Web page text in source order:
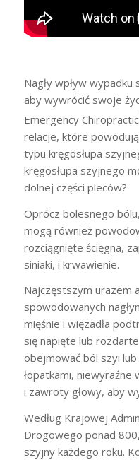
Nagły wpływ
aby wywrócić swoje
Emergency Chiropractic
relacje, które
typu kręgosłupa
kręgosłupa szyjnego
dolnej części pleców?
Oprócz bolesnego
mogą również
rozciągnięte ścięgna,
siniaki, i krwawienie.
Najczęstszym urazem
spowodowanych
mięśnie i więzadła
się napięte lub
obejmować ból szyi
łopatkami, niewyraźne
i zawroty głowy, aby
Według Krajowej
Drogowego ponad
szyjny każdego roku.